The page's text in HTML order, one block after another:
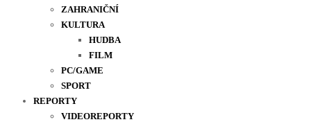
ZAHRANIČNÍ
KULTURA
HUDBA
FILM
PC/GAME
SPORT
REPORTY
VIDEOREPORTY